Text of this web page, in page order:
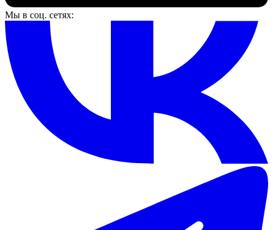
Мы в соц. сетях: